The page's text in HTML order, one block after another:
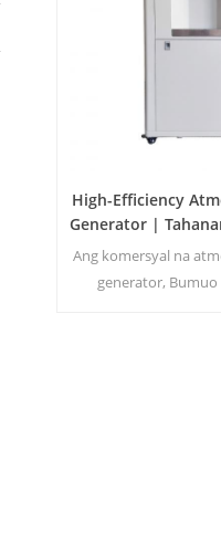
High-Efficiency
Generator |
Eco-Friendly na
Ang komersyal na
generator, Bumuo